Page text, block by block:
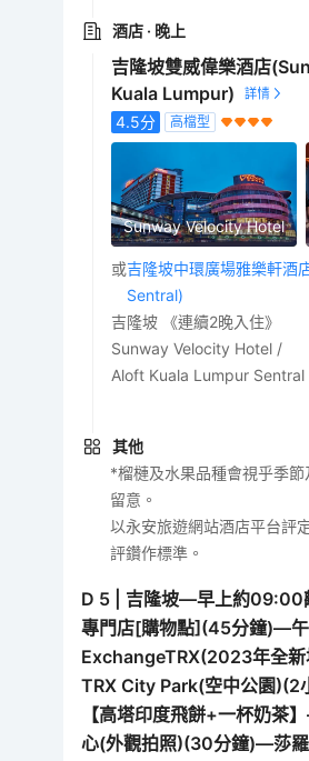
酒店 · 晚上
吉隆坡雙威偉樂酒店
Kuala Lumpur)
4.5分 高檔型
Sunway Velocity Hotel
或吉隆坡中環廣場雅樂軒酒
Sentral)
吉隆坡 《連續2晚入住》
Sunway Velocity Hotel /
Aloft Kuala Lumpur Sentral
其他
*榴槤及水果品種會視乎季
留意。
以永安旅遊網站酒店平台評
評鑽作標準。
D 5
吉隆坡—早上約09:00
專門店[購物點](45分鐘)—
ExchangeTRX(2023年全
TRX City Park(空中公園
【高塔印度飛餅+一杯奶茶
心(外觀拍照)(30分鐘)—莎